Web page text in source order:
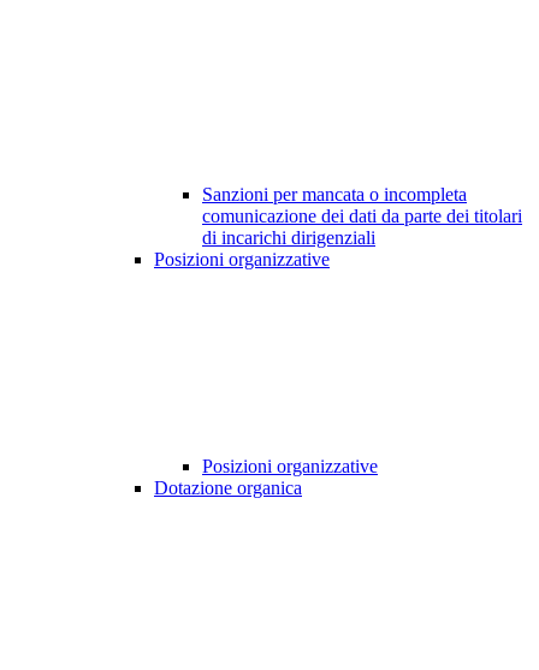
Sanzioni per mancata o incompleta
comunicazione dei dati da parte dei titolari
di incarichi dirigenziali
Posizioni organizzative
Posizioni organizzative
Dotazione organica